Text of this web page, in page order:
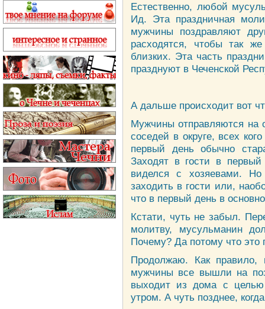
Естественно, любой
Ид. Эта праздничная
мужчины поздравляют
расходятся, чтобы так
близких. Эта часть
празднуют в Чеченской
А дальше происходит вот
Мужчины отправляются на
соседей в округе, всех
первый день обычно
Заходят в гости в
виделся с хозяевами.
заходить в гости или,
что в первый день в
Кстати, чуть не забыл.
молитву, мусульманин
Почему? Да потому что это
Продолжаю. Как
мужчины все вышли на
выходит из дома с целью
утром. А чуть позднее,